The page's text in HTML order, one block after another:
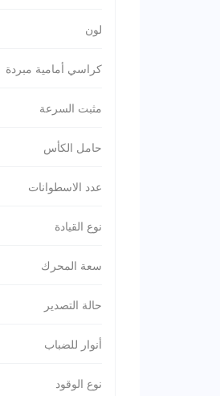
لون
كراسي أمامية مبردة
مثبت السرعة
حامل الكأس
عدد الاسطوانات
نوع القيادة
سعة المحرك
حالة التصدير
أنوار للضباب
نوع الوقود